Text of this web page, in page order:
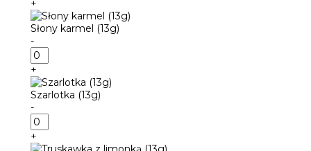
z
malinami
(12g)
+
Słony karmel (13g)
-
ilość
Słony
karmel
(13g)
+
Szarlotka (13g)
-
ilość
Szarlotka
(13g)
+